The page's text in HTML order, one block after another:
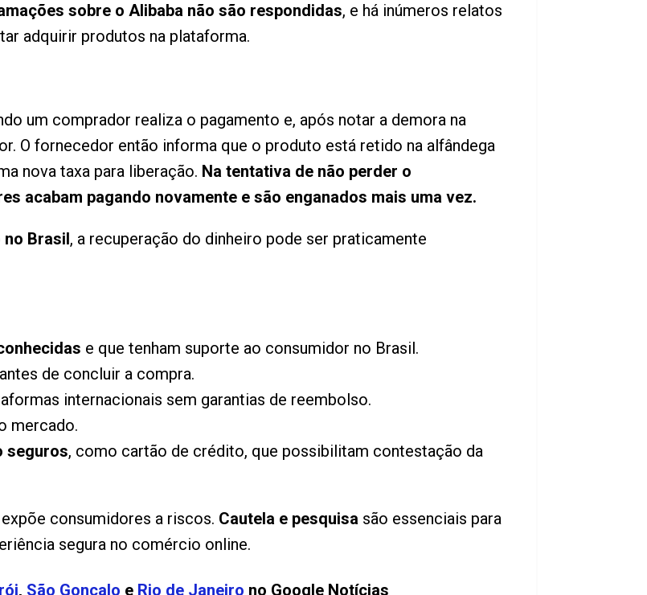
sobre o Alibaba não são respondidas, e há inúmeros relatos
adquirir produtos na plataforma.
um comprador realiza o pagamento e, após notar a demora na
O fornecedor então informa que o produto está retido na alfândega
nova taxa para liberação. Na tentativa de não perder o
acabam pagando novamente e são enganados mais uma vez.
no Brasil, a recuperação do dinheiro pode ser praticamente
e que tenham suporte ao consumidor no Brasil.
antes de concluir a compra.
internacionais sem garantias de reembolso.
mercado.
seguros, como cartão de crédito, que possibilitam contestação da
consumidores a riscos. Cautela e pesquisa são essenciais para
segura no comércio online.
, São Gonçalo e Rio de Janeiro no Google Notícias